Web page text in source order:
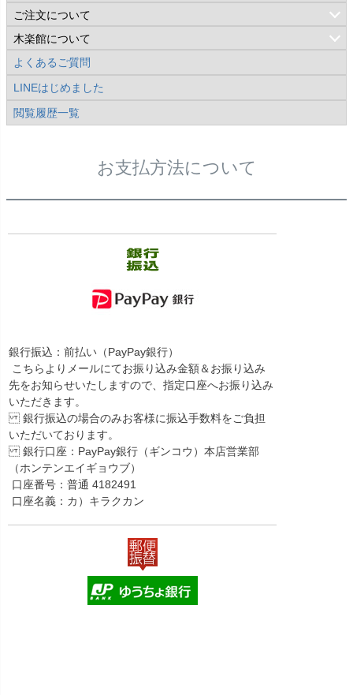
ご注文について
ご注文について
ご注文の流れ
送料について
お支払方法について
ギフト対応について
ジェネリック製品について
木楽館について
木楽館について
会社概要
コンセプト（企業理念）
よくあるご質問
LINEはじめました
閲覧履歴一覧
お支払方法について
銀行振込：前払い（PayPay銀行）
こちらよりメールにてお振り込み金額＆お振り込み
先をお知らせいたしますので、指定口座へお振り込み
いただきます。
銀行振込の場合のみお客様に振込手数料をご負担
いただいております。
銀行口座：PayPay銀行（ギンコウ）本店営業部
（ホンテンエイギョウブ）
口座番号：普通 4182491
口座名義：カ）キラクカン